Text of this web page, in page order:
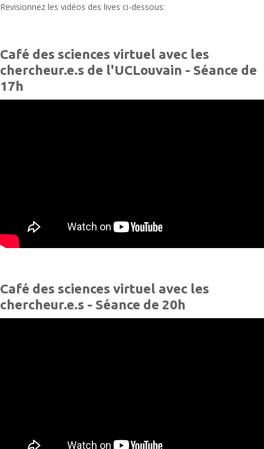
Revisionnez les vidéos des lives ci-dessous:
Café des sciences virtuel avec les
chercheur.e.s de l'UCLouvain - Séance de
17h
Café des sciences virtuel avec les
chercheur.e.s - Séance de 20h